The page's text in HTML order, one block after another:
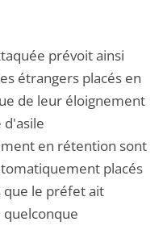
prévoit ainsi
étrangers placés en
de leur éloignement
en rétention sont
placés
le préfet ait